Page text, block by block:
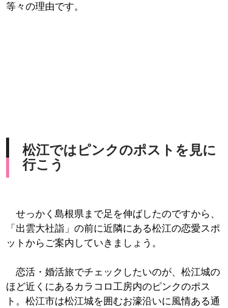
等々の理由です。
松江ではピンクのポストを見に
行こう
せっかく島根県まで足を伸ばしたのですから、
「出雲大社詣」の前に近隣にある松江の恋愛スポ
ットからご案内していきましょう。
恋活・婚活旅でチェックしたいのが、松江城の
ほど近くにあるカラコロ工房内のピンクのポス
ト。松江市は松江城を囲むお濠沿いに風情ある通